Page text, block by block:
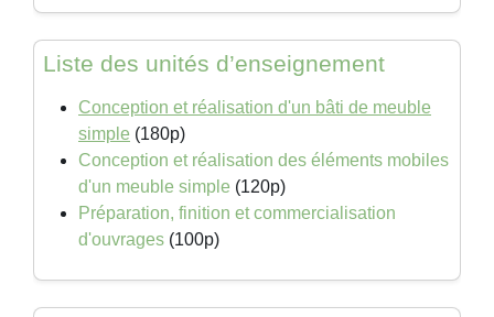
Liste des unités d’enseignement
Conception et réalisation d'un bâti de meuble
simple (180p)
Conception et réalisation des éléments mobiles
d'un meuble simple (120p)
Préparation, finition et commercialisation
d'ouvrages (100p)